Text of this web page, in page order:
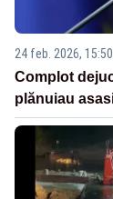
24 feb. 2026, 15:50
Complot
plănuiau